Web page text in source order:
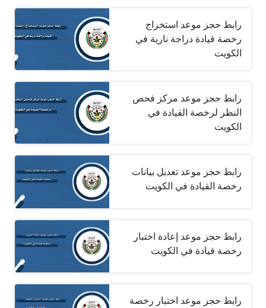
رابط حجز موعد استخراج
رخصة قيادة دراجة نارية في
الكويت
رابط حجز موعد مركز فحص
النظر لرخصة القيادة في
الكويت
رابط حجز موعد تعديل بيانات
رخصة القيادة في الكويت
رابط حجز موعد إعادة اختبار
رخصة قيادة في الكويت
رابط حجز موعد اختبار رخصة